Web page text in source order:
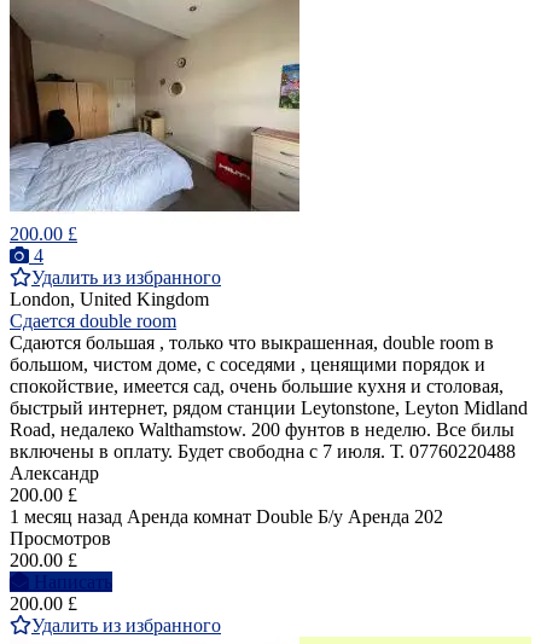
200.00 £
4
Удалить из избранного
London, United Kingdom
Сдается double room
Сдаются большая , только что выкрашенная, double room в
большом, чистом доме, с соседями , ценящими порядок и
спокойствие, имеется сад, очень большие кухня и столовая,
быстрый интернет, рядом станции Leytonstone, Leyton Midland
Road, недалеко Walthamstow. 200 фунтов в неделю. Все билы
включены в оплату. Будет свободна с 7 июля. Т. 07760220488
Александр
200.00 £
1 месяц назад Аренда комнат Double Б/у Аренда 202
Просмотров
200.00 £
Написать
200.00 £
Удалить из избранного